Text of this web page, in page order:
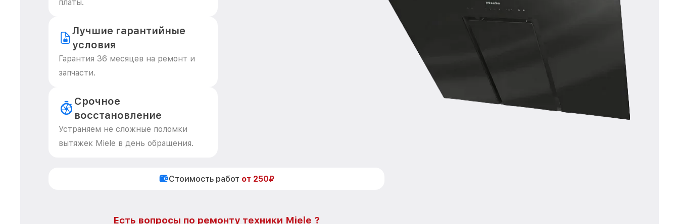
платы.
Лучшие гарантийные
условия
Гарантия 36 месяцев на ремонт и
запчасти.
Срочное
восстановление
Устраняем не сложные поломки
вытяжек Miele в день обращения.
Стоимость работ от 250₽
Есть вопросы по ремонту техники Miele ?